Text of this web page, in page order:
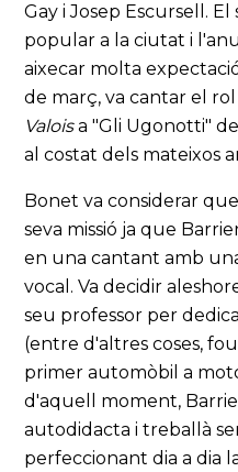
Gay i Josep Escursell.
popular a la ciutat i
aixecar molta
de març, va cantar el
Valoisa "Gli Ugonotti"
al costat dels mateixos
Bonet va considerar
seva missió ja que
en una cantant amb
vocal. Va decidir
seu professor per
(entre d'altres coses,
primer automòbil a
d'aquell moment,
autodidacta i treballà
perfeccionant dia a dia